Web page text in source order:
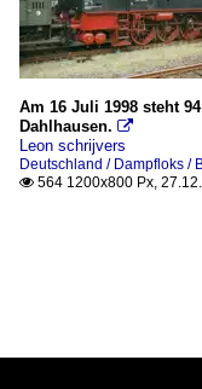
Am 16 Juli 1998 steht
Dahlhausen. 
Leon schrijvers
Deutschland / Dampfloks /
 564 1200x800 Px,